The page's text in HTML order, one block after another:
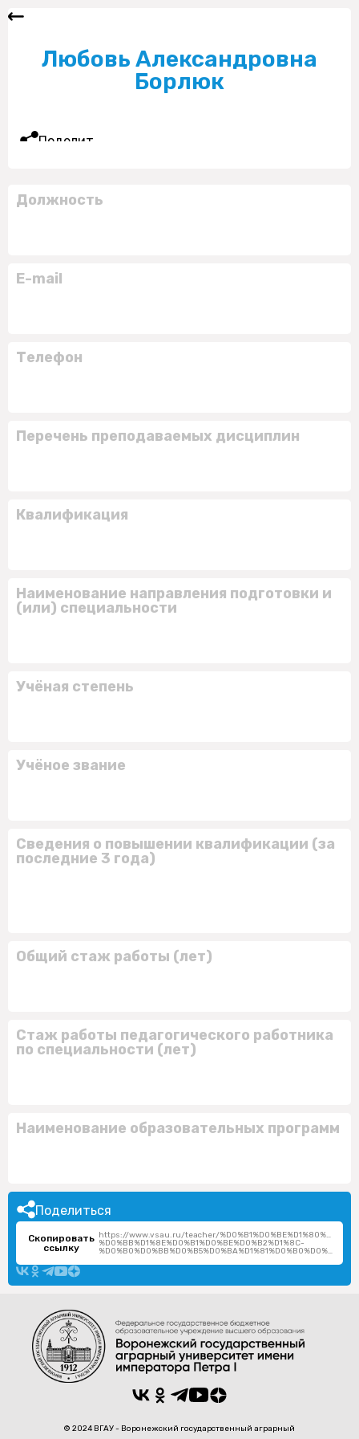
Любовь Александровна
Борлюк
Поделиться
Должность
E-mail
Телефон
Перечень преподаваемых дисциплин
Квалификация
Наименование направления подготовки и
(или) специальности
Учёная степень
Учёное звание
Сведения о повышении квалификации (за
последние 3 года)
Общий стаж работы (лет)
Стаж работы педагогического работника
по специальности (лет)
Наименование образовательных программ
Поделиться
Скопировать
ссылку
https://www.vsau.ru/teacher/
%D0%BB%D1%8E%D0%B1%D0%BE%D0%B2%D1%8C-
%D0%B0%D0%BB%D0%B5%D0%BA%D1%81%D0%B0%D0%BD%D0%B4%D1%80%D0%BE%D0%B2%D0%BD%D0%B0/
© 2024 ВГАУ - Воронежский государственный аграрный